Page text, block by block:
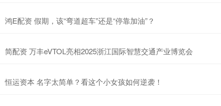
鸿E配资 假期，该“弯道超车”还是“停靠加油”？
简配资 万丰eVTOL亮相2025浙江国际智慧交通产业博览会
恒运资本 名字太简单？看这个小女孩如何逆袭！